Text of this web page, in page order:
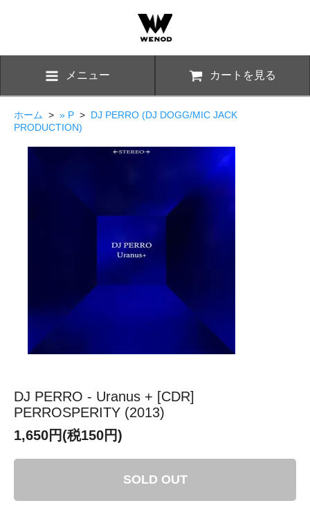
メニュー カートを見る
ホーム > » P > DJ PERRO (DJ DOGG/MIC JACK
PRODUCTION)
DJ PERRO - Uranus + [CDR]
PERROSPERITY (2013)
1,650円(税150円)
SOLD OUT